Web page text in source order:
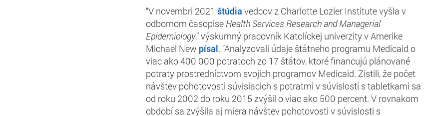
“V novembri 2021 štúdia vedcov z Charlotte Lozier Institute vyšla v
odbornom časopise Health Services Research and Managerial
Epidemiology,”výskumný pracovník Katolíckej univerzity v Amerike
Michael New písal. “Analyzovali údaje štátneho programu Medicaid o
viac ako 400 000 potratoch zo 17 štátov, ktoré financujú plánované
potraty prostredníctvom svojich programov Medicaid. Zistili, že počet
návštev pohotovosti súvisiacich s potratmi v súvislosti s tabletkami sa
od roku 2002 do roku 2015 zvýšil o viac ako 500 percent. V rovnakom
období sa zvýšila aj miera návštev pohotovosti v súvislosti s